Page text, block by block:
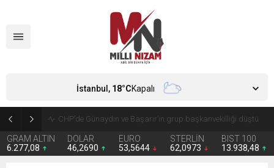
CHP’de Günaydın ve Başarır’ın grup başkanvekilliği düştü
GRAM ALTIN
6.277,08
DOLAR
46,2690
EURO
53,5644
STERLİN
62,0973
BIST 100
13.938,48
İstanbul, 18°CKapalı